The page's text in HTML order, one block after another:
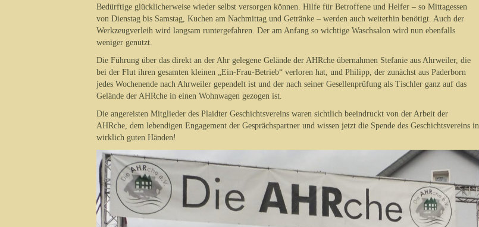
Bedürftige glücklicherweise wieder selbst versorgen können. Hilfe für Betroffene und Helfer – so Mittagessen
von Dienstag bis Samstag, Kuchen am Nachmittag und Getränke – werden auch weiterhin benötigt. Auch der
Werkzeugverleih wird langsam runtergefahren. Der am Anfang so wichtige Waschsalon wird nun ebenfalls
weniger genutzt.
Die Führung über das direkt an der Ahr gelegene Gelände der AHRche übernahmen Stefanie aus Ahrweiler, die
bei der Flut ihren gesamten kleinen „Ein-Frau-Betrieb“ verloren hat, und Philipp, der zunächst aus Paderborn
jedes Wochenende nach Ahrweiler gependelt ist und der nach seiner Gesellenprüfung als Tischler ganz auf das
Gelände der AHRche in einen Wohnwagen gezogen ist.
Die angereisten Mitglieder des Plaidter Geschichtsvereins waren sichtlich beeindruckt von der Arbeit der
AHRche, dem lebendigen Engagement der Gesprächspartner und wissen jetzt die Spende des Geschichtsvereins in
wirklich guten Händen!